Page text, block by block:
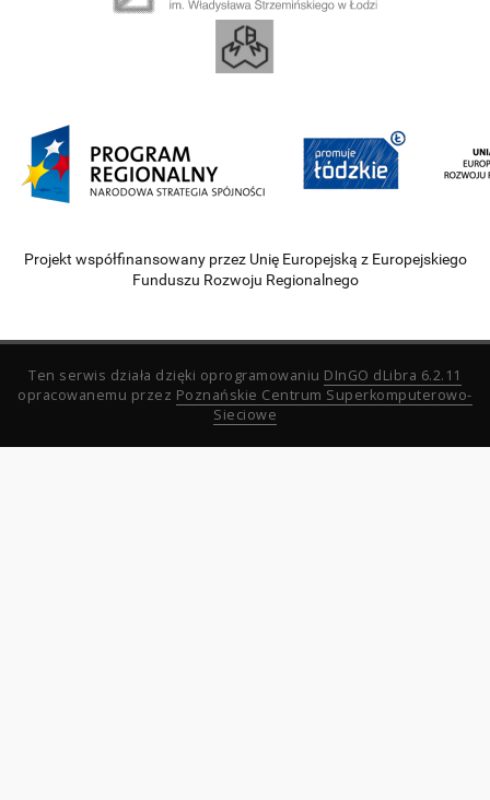
Projekt współfinansowany przez Unię Europejską z Europejskiego
Funduszu Rozwoju Regionalnego
Ten serwis działa dzięki oprogramowaniu DInGO dLibra 6.2.11
opracowanemu przez Poznańskie Centrum Superkomputerowo-
Sieciowe